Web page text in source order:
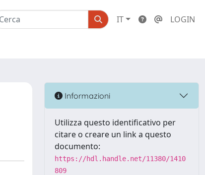
IT LOGIN
Informazioni
Utilizza questo identificativo per
citare o creare un link a questo
documento:
https://hdl.handle.net/11380/1410
809